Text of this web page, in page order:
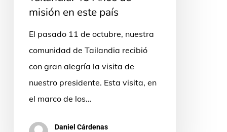
misión en este país
El pasado 11 de octubre, nuestra
comunidad de Tailandia recibió
con gran alegría la visita de
nuestro presidente. Esta visita, en
el marco de los…
Daniel Cárdenas